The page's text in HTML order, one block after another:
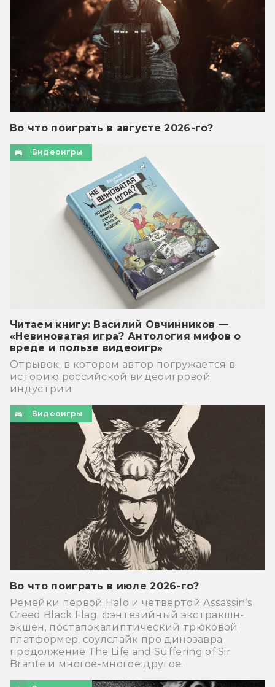
Во что поиграть в августе 2026-го?
Видеоигры
Читаем книгу: Василий Овчинников —
«Невиноватая игра? Антология мифов о
вреде и пользе видеоигр»
Отрывок, в котором автор погружается в
историю российской видеоигровой
индустрии
Видеоигры
Во что поиграть в июле 2026-го?
Ремейки первой Halo и четвертой Assassin’s
Creed Black Flag, фэнтезийный экстракшн-
экшен, постапокалиптический трюковой
платформер, соулслайк про динозавра,
продолжение The Life and Suffering of Sir
Brante и многое-многое другое.